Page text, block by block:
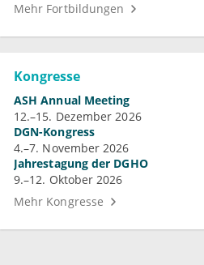
Mehr Fortbildungen
Kongresse
ASH Annual Meeting
12.–15. Dezember 2026
DGN-Kongress
4.–7. November 2026
Jahrestagung der DGHO
9.–12. Oktober 2026
Mehr Kongresse